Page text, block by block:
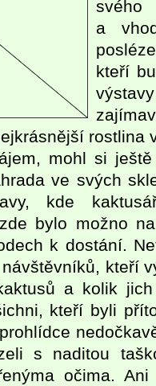
a
kteří
rostlina
mohl si ještě
ve svých
kde
bylo možno
k dostání.
kteří
a kolik
kteří byli
s naditou
očima.